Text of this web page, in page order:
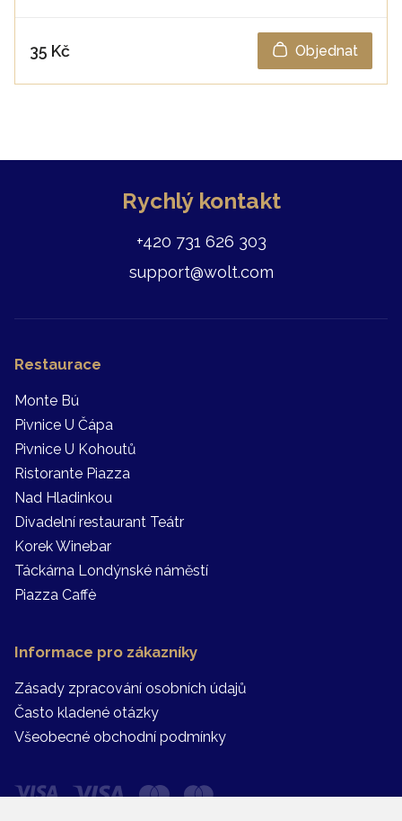
35 Kč Objednat
Rychlý kontakt
+420 731 626 303
support@wolt.com
Restaurace
Monte Bú
Pivnice U Čápa
Pivnice U Kohoutů
Ristorante Piazza
Nad Hladinkou
Divadelní restaurant Teátr
Korek Winebar
Táckárna Londýnské náměstí
Piazza Caffè
Informace pro zákazníky
Zásady zpracování osobních údajů
Často kladené otázky
Všeobecné obchodní podmínky